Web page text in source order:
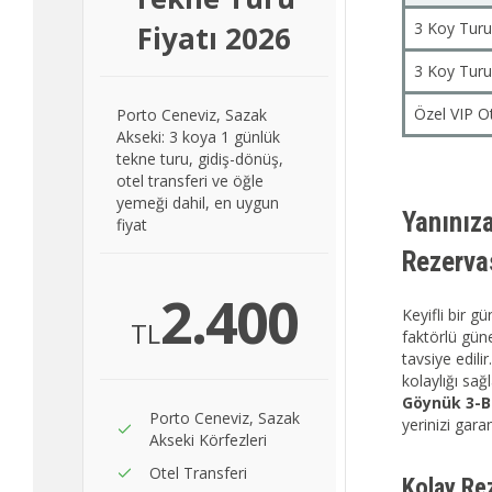
3 Koy
3 Koy
Özel VIP
Keyifli bir
faktörlü
tavsiye
kolaylığı
Göynük 3-
yerinizi
Fiyatı 2026
Porto Ceneviz, Sazak
Akseki: 3 koya 1 günlük
tekne turu, gidiş-dönüş,
otel transferi ve öğle
yemeği dahil, en uygun
fiyat
TL2.400
Porto Ceneviz, Sazak
Akseki Körfezleri
Otel Transferi